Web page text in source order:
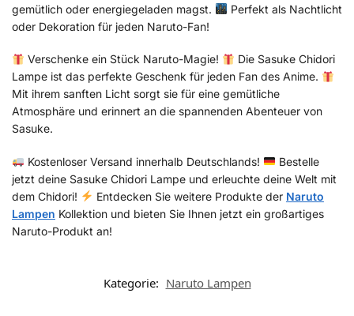
gemütlich oder energiegeladen magst.
Perfekt als Nachtlicht
oder Dekoration für jeden Naruto-Fan!
Verschenke ein Stück Naruto-Magie!
Die Sasuke Chidori
Lampe ist das perfekte Geschenk für jeden Fan des Anime.
Mit ihrem sanften Licht sorgt sie für eine gemütliche
Atmosphäre und erinnert an die spannenden Abenteuer von
Sasuke.
Kostenloser Versand innerhalb Deutschlands!
Bestelle
jetzt deine Sasuke Chidori Lampe und erleuchte deine Welt mit
dem Chidori!
Entdecken Sie weitere Produkte der Naruto
Lampen Kollektion und bieten Sie Ihnen jetzt ein großartiges
Naruto-Produkt an!
Kategorie: Naruto Lampen